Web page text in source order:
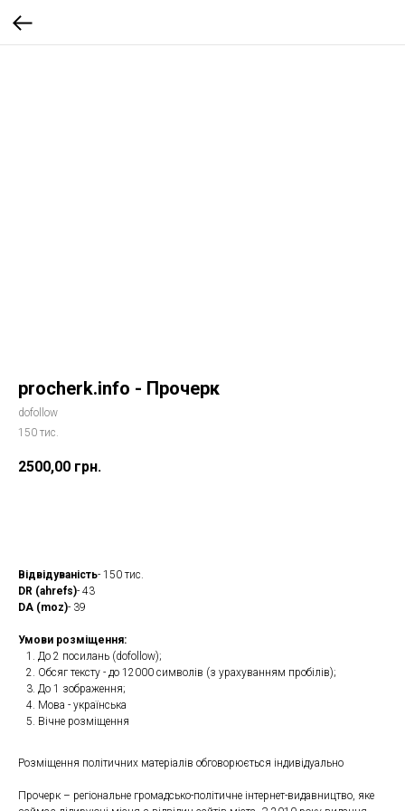
procherk.info - Прочерк
dofollow
150 тис.
2500,00 грн.
Відвідуваність- 150 тис.
DR (ahrefs)- 43
DA (moz)- 39
Умови розміщення:
До 2 посилань (dofollow);
Обсяг тексту - до 12000 символів (з урахуванням пробілів);
До 1 зображення;
Мова - українська
Вічне розміщення
Розміщення політичних матеріалів обговорюється індивідуально
Прочерк – регіональне громадсько-політичне інтернет-видавництво, яке